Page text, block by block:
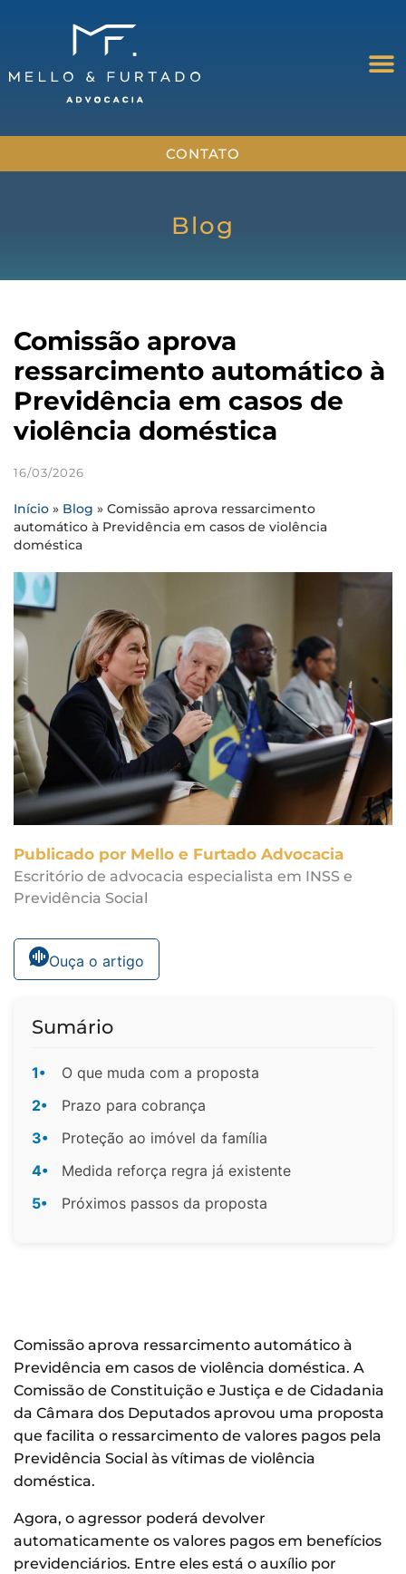
CONTATO
Blog
Comissão aprova
ressarcimento automático à
Previdência em casos de
violência doméstica
16/03/2026
Início » Blog » Comissão aprova ressarcimento
automático à Previdência em casos de violência
doméstica
Publicado por Mello e Furtado Advocacia
Escritório de advocacia especialista em INSS e
Previdência Social
Ouça o artigo
Sumário
1•
O que muda com a proposta
2•
Prazo para cobrança
3•
Proteção ao imóvel da família
4•
Medida reforça regra já existente
5•
Próximos passos da proposta
Comissão aprova ressarcimento automático à
Previdência em casos de violência doméstica. A
Comissão de Constituição e Justiça e de Cidadania
da Câmara dos Deputados aprovou uma proposta
que facilita o ressarcimento de valores pagos pela
Previdência Social às vítimas de violência
doméstica.
Agora, o agressor poderá devolver
automaticamente os valores pagos em benefícios
previdenciários. Entre eles está o auxílio por